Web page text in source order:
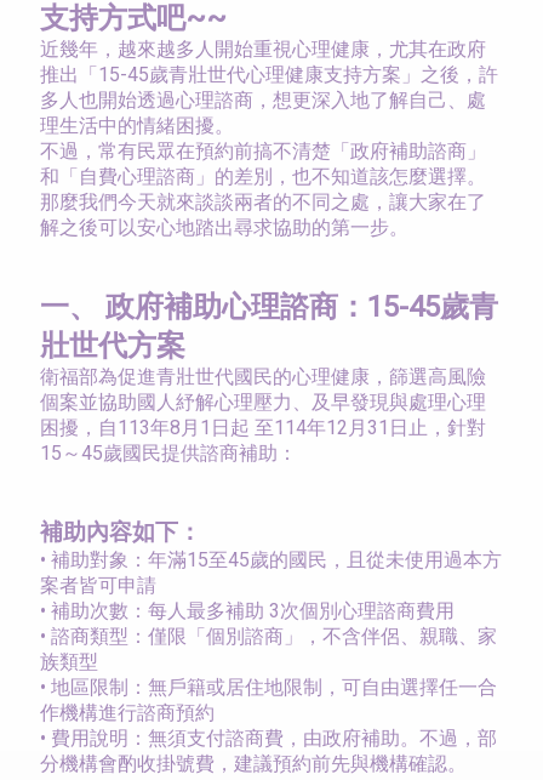
支持方式吧~~
近幾年，越來越多人開始重視心理健康，尤其在政府
推出「15-45歲青壯世代心理健康支持方案」之後，許
多人也開始透過心理諮商，想更深入地了解自己、處
理生活中的情緒困擾。
不過，常有民眾在預約前搞不清楚「政府補助諮商」
和「自費心理諮商」的差別，也不知道該怎麼選擇。
那麼我們今天就來談談兩者的不同之處，讓大家在了
解之後可以安心地踏出尋求協助的第一步。
一、
政府補助心理諮商：15-45歲青
壯世代方案
衛福部為促進青壯世代國民的心理健康，篩選高風險
個案並協助國人紓解心理壓力、及早發現與處理心理
困擾，自113年8月1日起 至114年12月31日止，針對
15～45歲國民提供諮商補助：
補助內容如下：
• 補助對象：年滿15至45歲的國民，且從未使用過本方
案者皆可申請
• 補助次數：每人最多補助 3次個別心理諮商費用
• 諮商類型：僅限「個別諮商」，不含伴侶、親職、家
族類型
• 地區限制：無戶籍或居住地限制，可自由選擇任一合
作機構進行諮商預約
• 費用說明：無須支付諮商費，由政府補助。不過，部
分機構會酌收掛號費，建議預約前先與機構確認。